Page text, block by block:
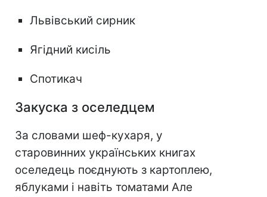
Львівський сирник
Ягідний кисіль
Спотикач
Закуска з оселедцем
За словами шеф-кухаря, у
старовинних українських книгах
оселедець поєднують з картоплею,
яблуками і навіть томатами Але